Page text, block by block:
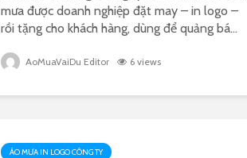
mưa được doanh nghiệp đặt may – in logo –
rồi tặng cho khách hàng, dùng để quảng bá...
AoMuaVaiDu Editor 6 views
ÁO MƯA IN LOGO CÔNG TY